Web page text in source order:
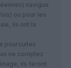
navigue
ou pour les
ils ont la
poursuites
ne comptez
ils feront